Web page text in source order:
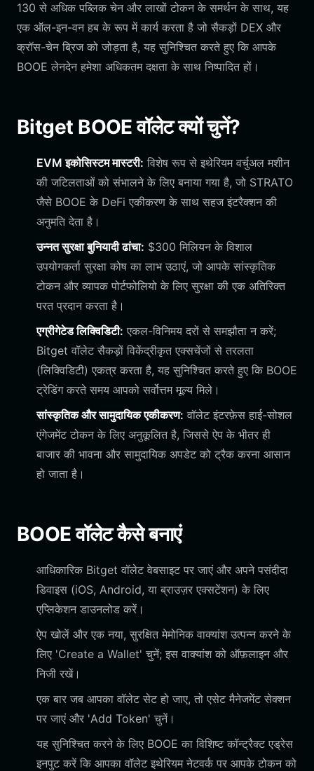
130 से अधिक पब्लिक चेन और लाखों टोकन के समर्थन के साथ, यह
एक ऑल-इन-वन हब के रूप में कार्य करता है जो सैकड़ों DEX और
क्रॉस-चेन ब्रिज को जोड़ता है, यह सुनिश्चित करते हुए कि आपके
BOOE लेनदेन हमेशा अधिकतम दक्षता के साथ निष्पादित हों।
Bitget BOOE वॉलेट क्यों चुनें?
EVM इकोसिस्टम मास्टरी: विशेष रूप से इथेरियम वर्चुअल मशीन
की जटिलताओं को संभालने के लिए बनाया गया है, जो STRATO
जैसे BOOE के DeFi एकीकरण के साथ सहज इंटरैक्शन की
अनुमति देता है।
उन्नत सुरक्षा बुनियादी ढांचा: $300 मिलियन के विशाल
उपयोगकर्ता सुरक्षा कोष का लाभ उठाएं, जो आपके सांस्कृतिक
टोकन और व्यापक पोर्टफोलियो के लिए सुरक्षा की एक अतिरिक्त
परत प्रदान करता है।
एग्रीगेटेड लिक्विडिटी: एकल-विनिमय दरों से समझौता न करें;
Bitget वॉलेट सैकड़ों विकेंद्रीकृत एक्सचेंजों से तरलता
(लिक्विडिटी) एकत्र करता है, यह सुनिश्चित करते हुए कि BOOE
ट्रेडिंग करते समय आपको सर्वोत्तम मूल्य मिले।
सांस्कृतिक और सामुदायिक एकीकरण: वॉलेट इंटरफ़ेस हाई-सोशल
एंगेजमेंट टोकन के लिए अनुकूलित है, जिससे ऐप के भीतर ही
बाजार की भावना और सामुदायिक अपडेट को ट्रैक करना आसान
हो जाता है।
BOOE वॉलेट कैसे बनाएं
आधिकारिक Bitget वॉलेट वेबसाइट पर जाएं और अपने पसंदीदा
डिवाइस (iOS, Android, या ब्राउज़र एक्सटेंशन) के लिए
एप्लिकेशन डाउनलोड करें।
ऐप खोलें और एक नया, सुरक्षित मेमोनिक वाक्यांश उत्पन्न करने के
लिए 'Create a Wallet' चुनें; इस वाक्यांश को ऑफ़लाइन और
निजी रखें।
एक बार जब आपका वॉलेट सेट हो जाए, तो एसेट मैनेजमेंट सेक्शन
पर जाएं और 'Add Token' चुनें।
यह सुनिश्चित करने के लिए BOOE का विशिष्ट कॉन्ट्रैक्ट एड्रेस
इनपुट करें कि आपका वॉलेट इथेरियम नेटवर्क पर आपके टोकन को